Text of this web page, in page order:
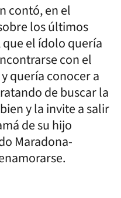
contó, en el
los últimos
que el ídolo quería
con el
quería conocer a
de buscar la
y la invite a salir
de su hijo
Maradona-